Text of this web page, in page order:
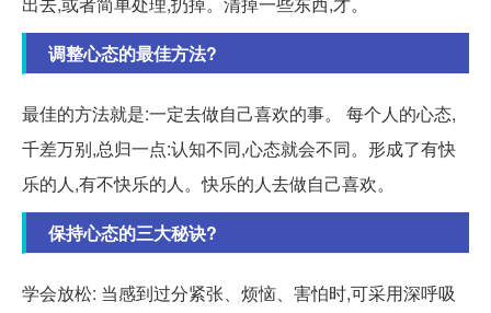
调整心态的最佳方法?
最佳的方法就是:一定去做自己喜欢的事。 每个人的心态,
千差万别,总归一点:认知不同,心态就会不同。形成了有快
乐的人,有不快乐的人。快乐的人去做自己喜欢。
保持心态的三大秘诀?
学会放松: 当感到过分紧张、烦恼、害怕时,可采用深呼吸